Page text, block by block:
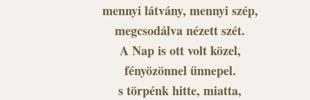
mennyi látvány, mennyi szép,
megcsodálva nézett szét.
A Nap is ott volt közel,
fényözönnel ünnepel.
s törpénk hitte, miatta,